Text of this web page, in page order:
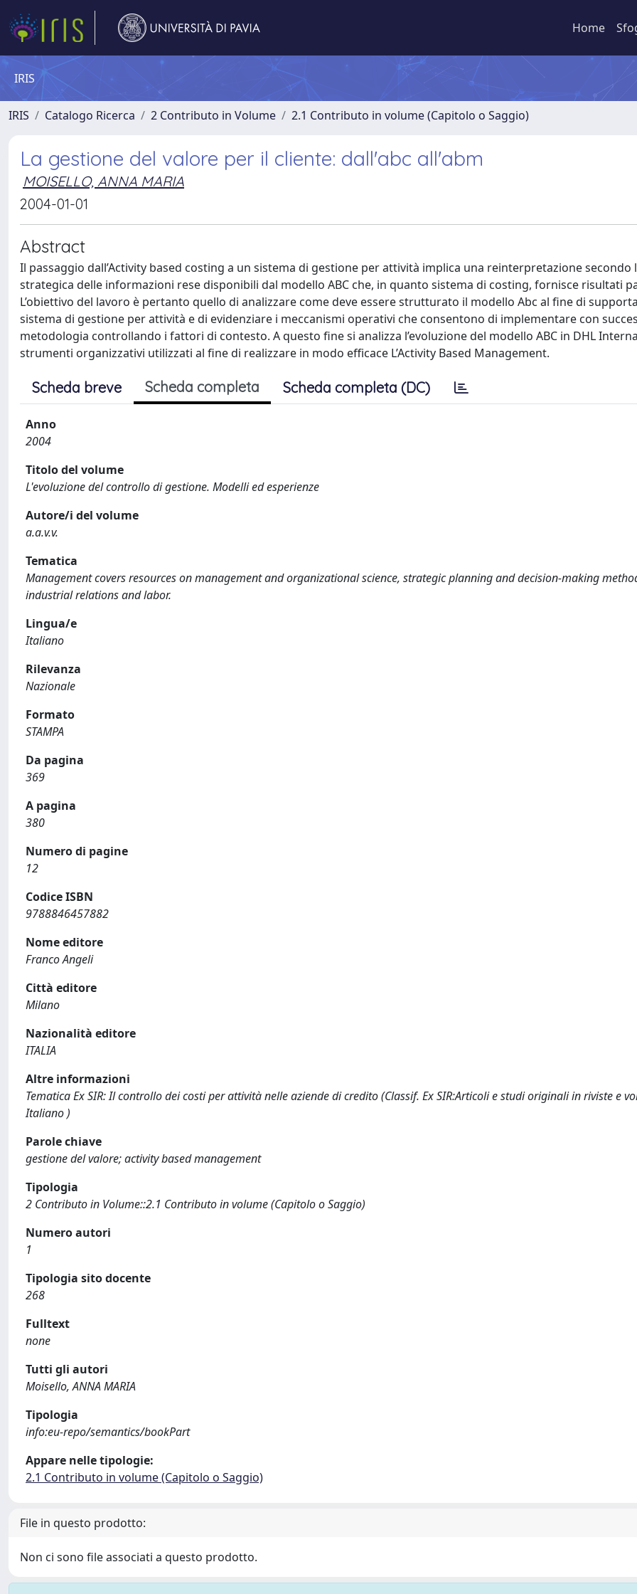
Home
IRIS
IRIS Catalogo Ricerca 2 Contributo in Volume 2.1 Contributo in volume (Capitolo o Saggio)
La gestione del valore per il cliente: dall'abc all'abm
MOISELLO, ANNA MARIA
2004-01-01
Abstract
Il passaggio dall’Activity based costing a un sistema di gestione per attività implica una reinterpretazione secondo
strategica delle informazioni rese disponibili dal modello ABC che, in quanto sistema di costing, fornisce risultati
L’obiettivo del lavoro è pertanto quello di analizzare come deve essere strutturato il modello Abc al fine di
sistema di gestione per attività e di evidenziare i meccanismi operativi che consentono di implementare con
metodologia controllando i fattori di contesto. A questo fine si analizza l’evoluzione del modello ABC in DHL
strumenti organizzativi utilizzati al fine di realizzare in modo efficace L’Activity Based Management.
Scheda breve Scheda completa Scheda completa (DC)
Anno
2004
Titolo del volume
L'evoluzione del controllo di gestione. Modelli ed esperienze
Autore/i del volume
a.a.v.v.
Tematica
Management covers resources on management and organizational science, strategic planning and decision-making
industrial relations and labor.
Lingua/e
Italiano
Rilevanza
Nazionale
Formato
STAMPA
Da pagina
369
A pagina
380
Numero di pagine
12
Codice ISBN
9788846457882
Nome editore
Franco Angeli
Città editore
Milano
Nazionalità editore
ITALIA
Altre informazioni
Tematica Ex SIR: Il controllo dei costi per attività nelle aziende di credito (Classif. Ex SIR:Articoli e studi originali in riviste e
Italiano )
Parole chiave
gestione del valore; activity based management
Tipologia
2 Contributo in Volume::2.1 Contributo in volume (Capitolo o Saggio)
Numero autori
1
Tipologia sito docente
268
Fulltext
none
Tutti gli autori
Moisello, ANNA MARIA
Tipologia
info:eu-repo/semantics/bookPart
Appare nelle tipologie:
2.1 Contributo in volume (Capitolo o Saggio)
File in questo prodotto:
Non ci sono file associati a questo prodotto.